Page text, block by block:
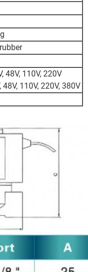
48V, 110V, 220V
48V, 110V, 220V, 380V